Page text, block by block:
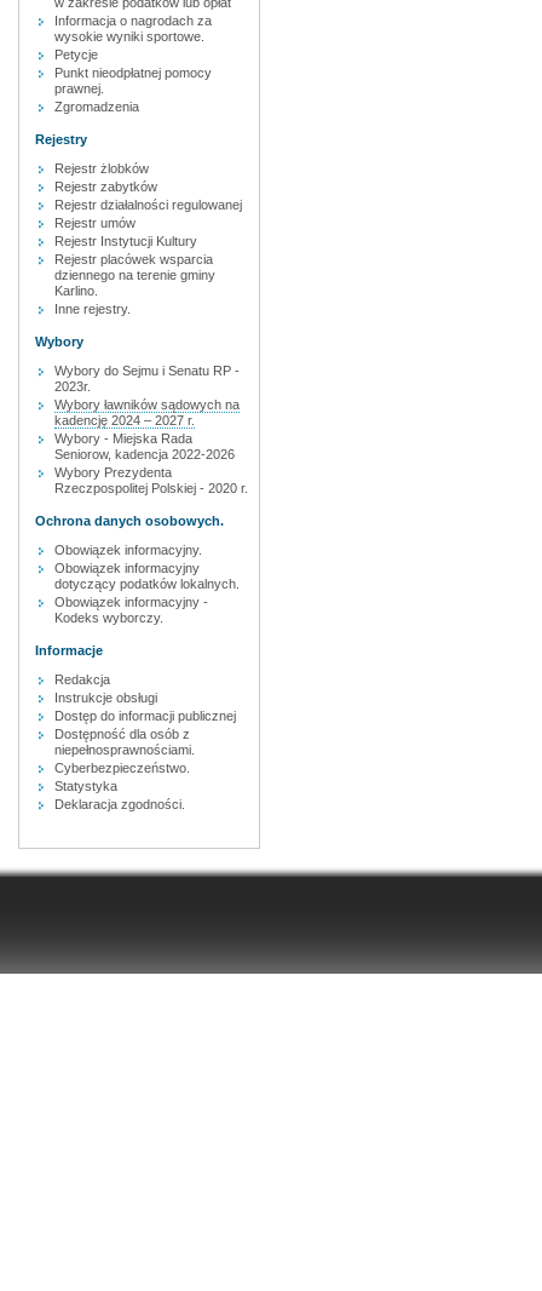
Informacja o nagrodach za
wysokie wyniki sportowe.
Petycje
Punkt nieodpłatnej pomocy
prawnej.
Zgromadzenia
Rejestry
Rejestr żlobków
Rejestr zabytków
Rejestr działalności regulowanej
Rejestr umów
Rejestr Instytucji Kultury
Rejestr placówek wsparcia
dziennego na terenie gminy
Karlino.
Inne rejestry.
Wybory
Wybory do Sejmu i Senatu RP -
2023r.
Wybory ławników sądowych na
kadencję 2024 – 2027 r.
Wybory - Miejska Rada
Seniorow, kadencja 2022-2026
Wybory Prezydenta
Rzeczpospolitej Polskiej - 2020 r.
Ochrona danych osobowych.
Obowiązek informacyjny.
Obowiązek informacyjny
dotyczący podatków lokalnych.
Obowiązek informacyjny -
Kodeks wyborczy.
Informacje
Redakcja
Instrukcje obsługi
Dostęp do informacji publicznej
Dostępność dla osób z
niepełnosprawnościami.
Cyberbezpieczeństwo.
Statystyka
Deklaracja zgodności.